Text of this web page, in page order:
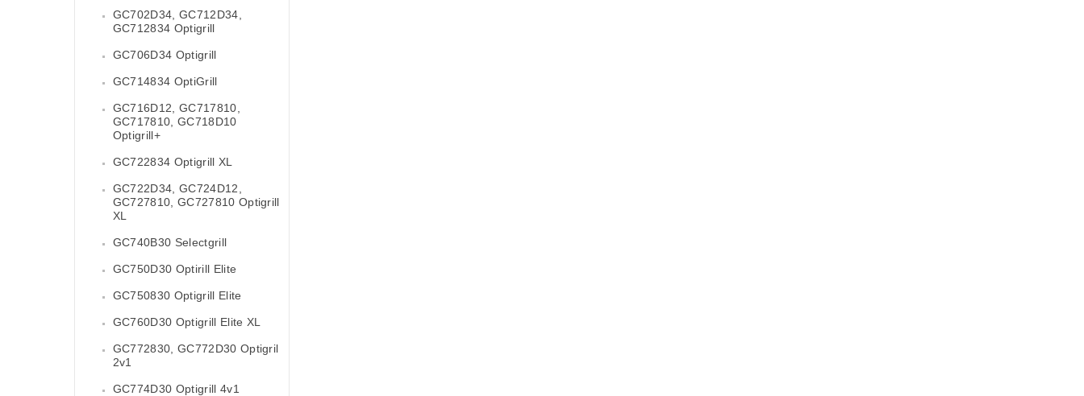
GC702D34, GC712D34,
GC712834 Optigrill
GC706D34 Optigrill
GC714834 OptiGrill
GC716D12, GC717810,
GC717810, GC718D10
Optigrill+
GC722834 Optigrill XL
GC722D34, GC724D12,
GC727810, GC727810 Optigrill
XL
GC740B30 Selectgrill
GC750D30 Optirill Elite
GC750830 Optigrill Elite
GC760D30 Optigrill Elite XL
GC772830, GC772D30 Optigril
2v1
GC774D30 Optigrill 4v1